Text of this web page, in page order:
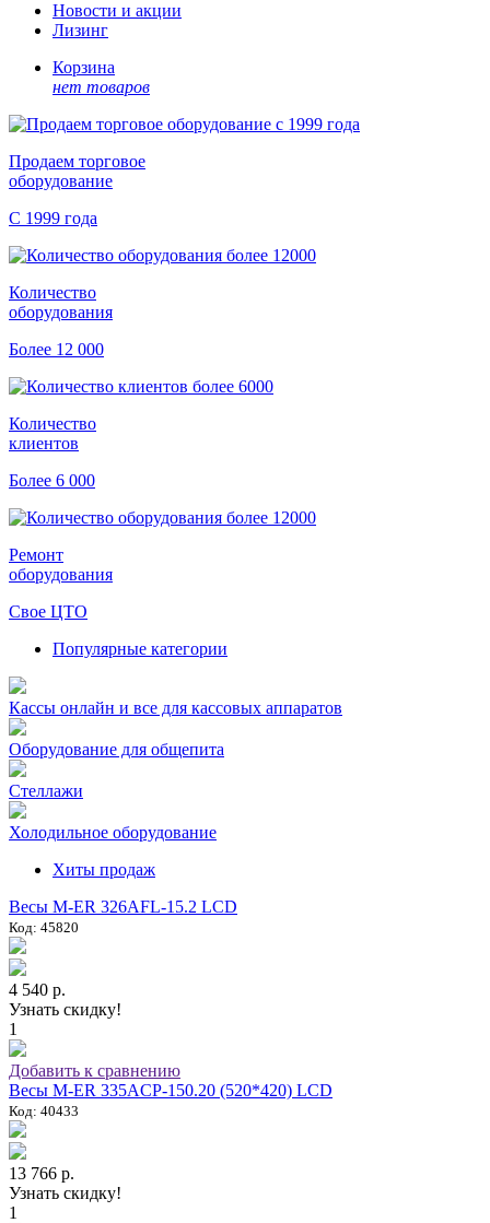
Новости и акции
Лизинг
Корзина
нет товаров
Продаем торговое
оборудование
С 1999 года
Количество
оборудования
Более 12 000
Количество
клиентов
Более 6 000
Ремонт
оборудования
Свое ЦТО
Популярные категории
Кассы онлайн и все для кассовых аппаратов
Оборудование для общепита
Стеллажи
Холодильное оборудование
Хиты продаж
Весы M-ER 326AFL-15.2 LCD
Код: 45820
4 540 р.
Узнать скидку!
1
Добавить к сравнению
Весы M-ER 335ACP-150.20 (520*420) LCD
Код: 40433
13 766 р.
Узнать скидку!
1